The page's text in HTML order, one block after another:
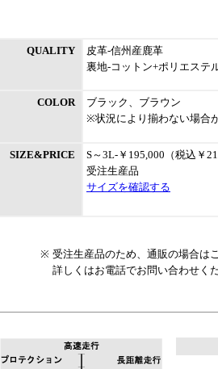
QUALITY
皮革-信州産鹿革
裏地-コットン+ポリエステ
COLOR
ブラック、ブラウン
※状況により揃わない場合
SIZE&PRICE
S～3L-￥195,000（税込￥
受注生産品
サイズを確認する
※ 受注生産品のため、通販の場合は
詳しくはお電話でお問い合わせく